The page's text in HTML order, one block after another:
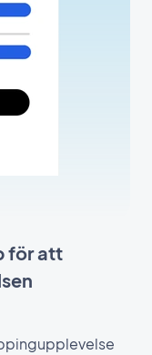
för att